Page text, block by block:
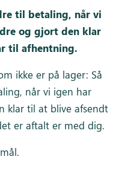
til betaling, når vi
og gjort den klar
til afhentning.
ikke er på lager: Så
når vi igen har
klar til at blive afsendt
er aftalt er med dig.
.